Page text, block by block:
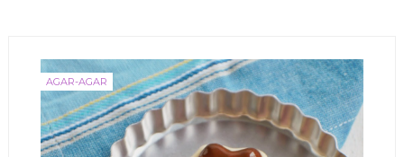
AGAR-AGAR